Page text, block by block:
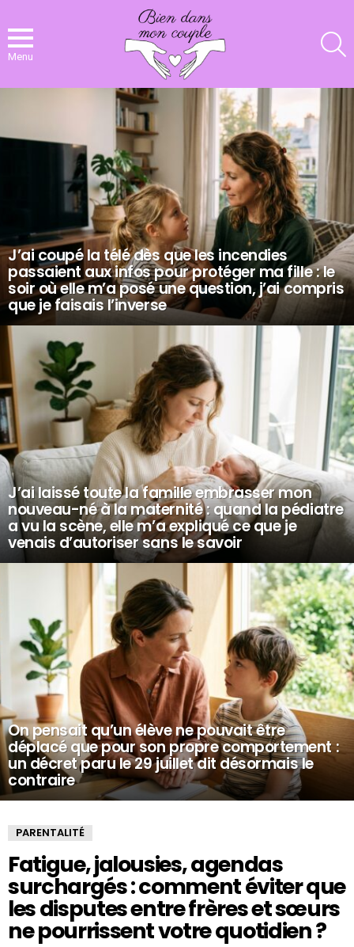
Menu
J’ai coupé la télé dès que les incendies
passaient aux infos pour protéger ma fille : le
soir où elle m’a posé une question, j’ai compris
que je faisais l’inverse
J’ai laissé toute la famille embrasser mon
nouveau-né à la maternité : quand la pédiatre
a vu la scène, elle m’a expliqué ce que je
venais d’autoriser sans le savoir
On pensait qu’un élève ne pouvait être
déplacé que pour son propre comportement :
un décret paru le 29 juillet dit désormais le
contraire
PARENTALITÉ
Fatigue, jalousies, agendas
surchargés : comment éviter que
les disputes entre frères et sœurs
ne pourrissent votre quotidien ?